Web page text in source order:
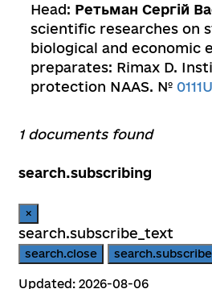
Head: Ретьман Сергій
scientific researches on
biological and economic
preparates: Rimax D.
protection NAAS. №
1 documents found
search.subscribing
×
search.subscribe_text
search.close search.subscribe
Updated: 2026-08-06